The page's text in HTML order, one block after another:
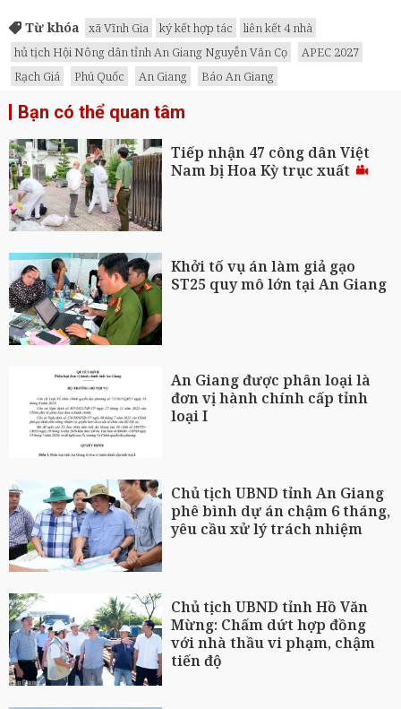
Từ khóa xã Vĩnh Gia ký kết hợp tác
liên kết 4 nhà
hủ tịch Hội Nông dân tỉnh An Giang Nguyễn Văn Cọ
APEC 2027
Rạch Giá
Phú Quốc An Giang Báo An Giang
Bạn có thể quan tâm
Tiếp nhận 47 công dân Việt
Nam bị Hoa Kỳ trục xuất
Khởi tố vụ án làm giả gạo
ST25 quy mô lớn tại An Giang
An Giang được phân loại là
đơn vị hành chính cấp tỉnh
loại I
Chủ tịch UBND tỉnh An Giang
phê bình dự án chậm 6 tháng,
yêu cầu xử lý trách nhiệm
Chủ tịch UBND tỉnh Hồ Văn
Mừng: Chấm dứt hợp đồng
với nhà thầu vi phạm, chậm
tiến độ